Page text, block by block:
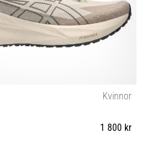
Kvinnor
1 800 kr